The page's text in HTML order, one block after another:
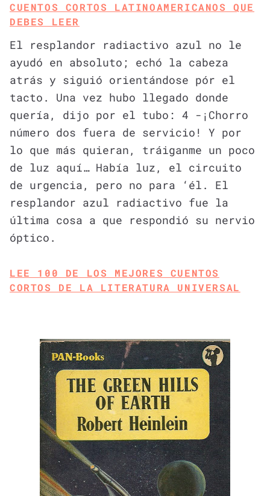
CUENTOS CORTOS LATINOAMERICANOS QUE
DEBES LEER
El resplandor radiactivo azul no le
ayudó en absoluto; echó la cabeza
atrás y siguió orientándose pór el
tacto. Una vez hubo llegado donde
quería, dijo por el tubo: 4 -¡Chorro
número dos fuera de servicio! Y por
lo que más quieran, tráiganme un poco
de luz aquí… Había luz, el circuito
de urgencia, pero no para ‘él. El
resplandor azul radiactivo fue la
última cosa a que respondió su nervio
óptico.
LEE 100 DE LOS MEJORES CUENTOS
CORTOS DE LA LITERATURA UNIVERSAL